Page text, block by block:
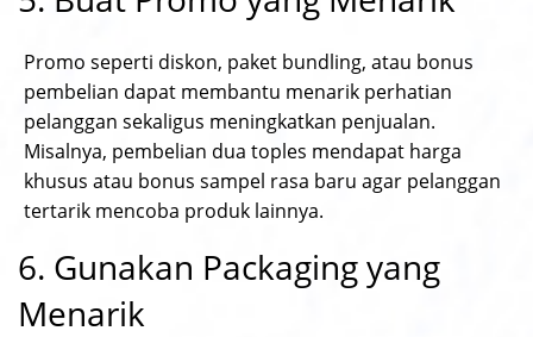
Promo seperti diskon, paket bundling, atau bonus
pembelian dapat membantu menarik perhatian
pelanggan sekaligus meningkatkan penjualan.
Misalnya, pembelian dua toples mendapat harga
khusus atau bonus sampel rasa baru agar pelanggan
tertarik mencoba produk lainnya.
6. Gunakan Packaging yang
Menarik